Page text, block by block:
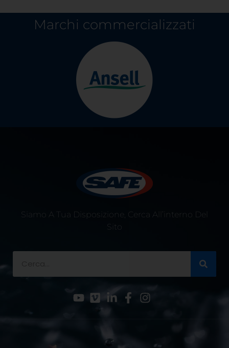
Marchi commercializzati
Siamo A Tua Disposizione, Cerca All’interno Del
Sito